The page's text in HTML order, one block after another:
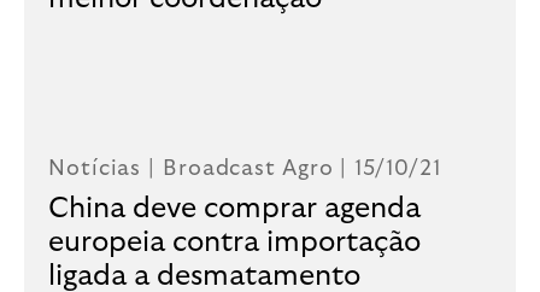
Notícias | Broadcast Agro | 15/10/21
China deve comprar agenda
europeia contra importação
ligada a desmatamento